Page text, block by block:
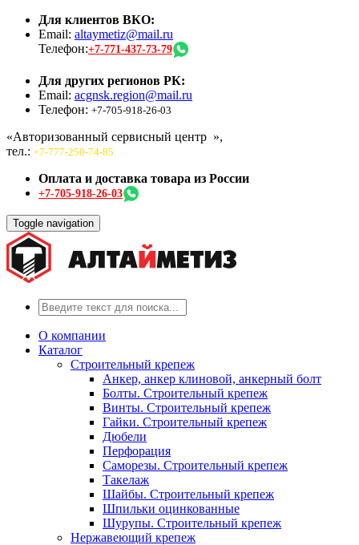
Для клиентов ВКО:
Email: altaymetiz@mail.ru
Телефон:+7-771-437-73-79
Для других регионов РК:
Email: acgnsk.region@mail.ru
Телефон: +7-705-918-26-03
«Авторизованный сервисный центр »,
тел.: +7-777-250-74-85
Оплата и доставка товара из России
+7-705-918-26-03
Toggle navigation
О компании
Каталог
Строительный крепеж
Анкер, анкер клиновой, анкерный болт
Болты. Строительный крепеж
Винты. Строительный крепеж
Гайки. Строительный крепеж
Дюбели
Перфорация
Саморезы. Строительный крепеж
Такелаж
Шайбы. Строительный крепеж
Шпильки оцинкованные
Шурупы. Строительный крепеж
Нержавеющий крепеж